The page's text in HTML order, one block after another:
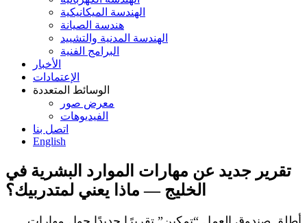
الهندسة الميكانيكية
هندسة الصيانة
الهندسة المدنية والتشييد
البرامج الفنية
الأخبار
الإعتمادات
الوسائط المتعددة
معرض صور
الفيديوهات
اتصل بنا
English
تقرير جديد عن مهارات الموارد البشرية في
الخليج — ماذا يعني لمتدربيك؟